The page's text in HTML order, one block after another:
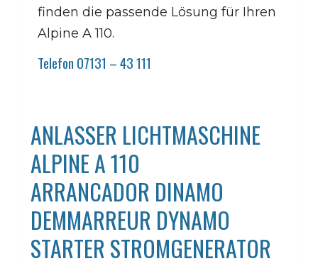
finden die passende Lösung für Ihren
Alpine A 110.
Telefon 07131 – 43 111
ANLASSER LICHTMASCHINE
ALPINE A 110
ARRANCADOR DINAMO
DEMMARREUR DYNAMO
STARTER STROMGENERATOR